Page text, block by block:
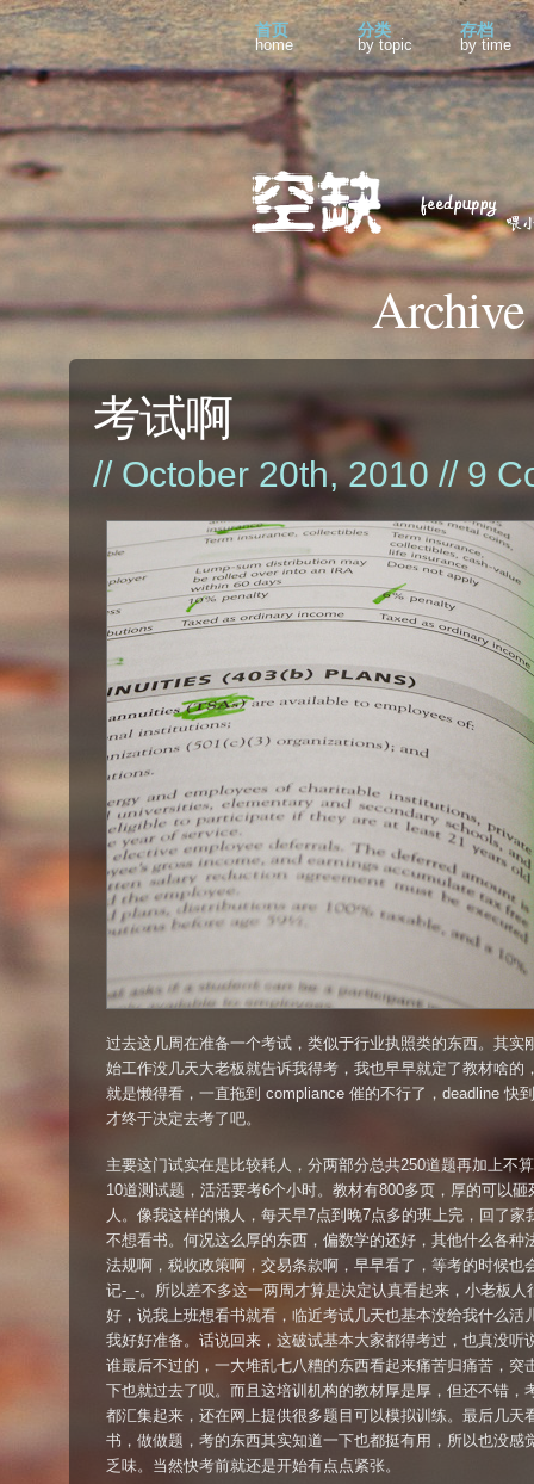
首页
home
分类
by topic
存档
by time
考试啊
// October 20th, 2010 // 9
过去这几周在准备一个考试，类似于行业执照类的东西。其实
始工作没几天大老板就告诉我得考，我也早早就定了教材啥的
就是懒得看，一直拖到 compliance 催的不行了，deadline 快
才终于决定去考了吧。
主要这门试实在是比较耗人，分两部分总共250道题再加上不
10道测试题，活活要考6个小时。教材有800多页，厚的可以砸
人。像我这样的懒人，每天早7点到晚7点多的班上完，回了家
不想看书。何况这么厚的东西，偏数学的还好，其他什么各种
法规啊，税收政策啊，交易条款啊，早早看了，等考的时候也
记-_-。所以差不多这一两周才算是决定认真看起来，小老板人
好，说我上班想看书就看，临近考试几天也基本没给我什么活
我好好准备。话说回来，这破试基本大家都得考过，也真没听
谁最后不过的，一大堆乱七八糟的东西看起来痛苦归痛苦，突
下也就过去了呗。而且这培训机构的教材厚是厚，但还不错，
都汇集起来，还在网上提供很多题目可以模拟训练。最后几天
书，做做题，考的东西其实知道一下也都挺有用，所以也没感
乏味。当然快考前就还是开始有点点紧张。